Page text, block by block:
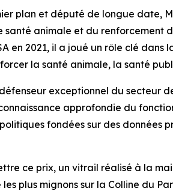
plan et député de longue date,
santé animale et du renforcement
en 2021, il a joué un rôle clé
la santé animale, la santé
exceptionnel du secteur
approfondie du
fondées sur des données
ce prix, un vitrail réalisé à la
plus mignons sur la Colline du